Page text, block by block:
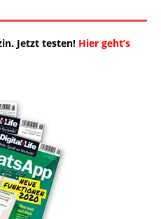
Jetzt testen! Hier geht’s